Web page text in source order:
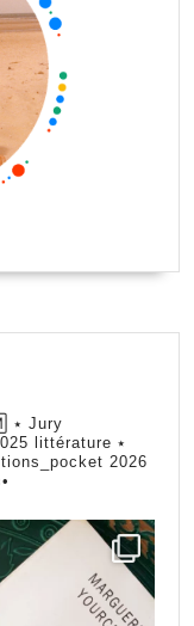
littérature ⭑
2026